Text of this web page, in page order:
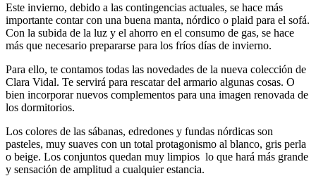
Este invierno, debido a las contingencias actuales, se hace más
importante contar con una buena manta, nórdico o plaid para el sofá.
Con la subida de la luz y el ahorro en el consumo de gas, se hace
más que necesario prepararse para los fríos días de invierno.
Para ello, te contamos todas las novedades de la nueva colección de
Clara Vidal. Te servirá para rescatar del armario algunas cosas. O
bien incorporar nuevos complementos para una imagen renovada de
los dormitorios.
Los colores de las sábanas, edredones y fundas nórdicas son
pasteles, muy suaves con un total protagonismo al blanco, gris perla
o beige. Los conjuntos quedan muy limpios lo que hará más grande
y sensación de amplitud a cualquier estancia.